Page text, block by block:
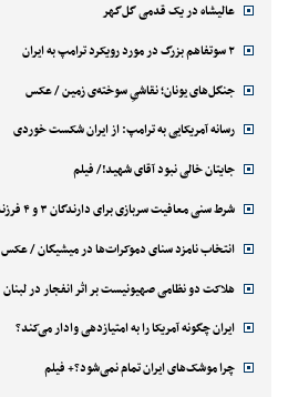
عالیشاه در یک قدمی گل‌گهر
۲ سوتفاهم بزرگ در مورد رویکرد ترامپ به ایران
جنگل‌های یونان؛ نقاشیِ سوخته‌ی زمین / عکس
رسانه آمریکایی به ترامپ: از ایران شکست خوردی
جایتان خالی نبود آقای شهید!/ فیلم
شرط سنی معافیت سربازی برای دارندگان ۳ و ۴ فرزند
انتخاب نامزد سنای دموکرات‌ها در میشیگان / عکس
هلاکت دو نظامی صهیونیست بر اثر انفجار در لبنان
ایران چگونه آمریکا را به امتیازدهی وادار می‌کند؟
چرا موشک‌های ایران تمام نمی‌شود؟+ فیلم